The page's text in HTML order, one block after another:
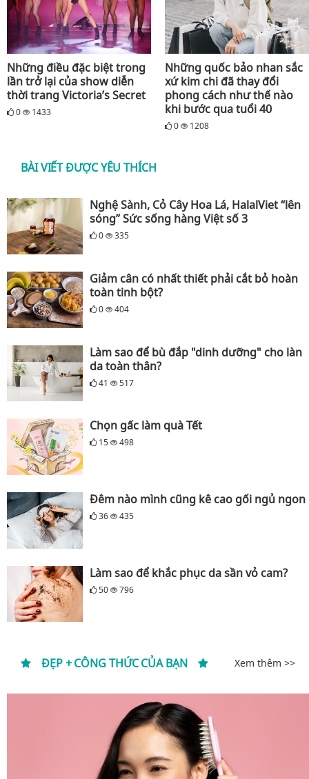
Những điều đặc biệt trong
lần trở lại của show diễn
thời trang Victoria’s Secret
0 1433
Những quốc bảo nhan sắc
xứ kim chi đã thay đổi
phong cách như thế nào
khi bước qua tuổi 40
0 1208
BÀI VIẾT ĐƯỢC YÊU THÍCH
Nghệ Sành, Cỏ Cây Hoa Lá, HalalViet “lên
sóng” Sức sống hàng Việt số 3
0 335
Giảm cân có nhất thiết phải cắt bỏ hoàn
toàn tinh bột?
0 404
Làm sao để bù đắp "dinh dưỡng" cho làn
da toàn thân?
41 517
Chọn gấc làm quà Tết
15 498
Đêm nào mình cũng kê cao gối ngủ ngon
36 435
Làm sao để khắc phục da sần vỏ cam?
50 796
ĐẸP + CÔNG THỨC CỦA BẠN Xem thêm >>